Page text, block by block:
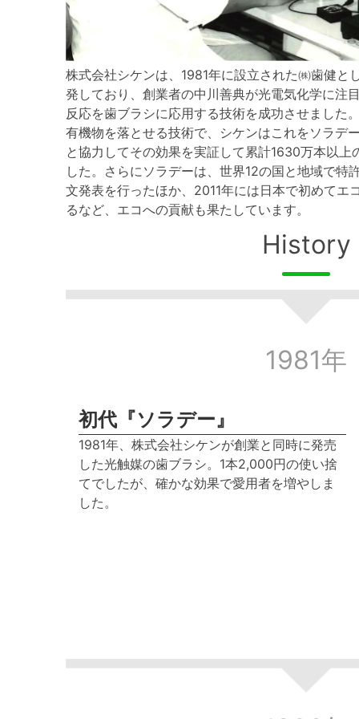
株式会社シケンは、1981年に設立された㈱歯健と
発しており、創業者の中川善典が光電気化学に注
反応を歯ブラシに応用する技術を成功させました
有機物を落とせる技術で、シケンはこれをソラデ
と協力してその効果を実証して累計1630万本以
した。さらにソラデーは、世界12の国と地域で特
文発表を行ったほか、2011年には日本で初めてエ
るなど、エコへの貢献も果たしています。
History
1981年
初代『ソラデー』
1981年、株式会社シケンが創業と同時に発売
した光触媒の歯ブラシ。1本2,000円の使い捨
てでしたが、確かな効果で愛用者を増やしま
した。